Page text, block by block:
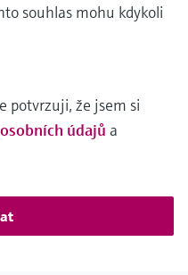
souhlas mohu kdykoli
potvrzuji, že jsem si
údajů a